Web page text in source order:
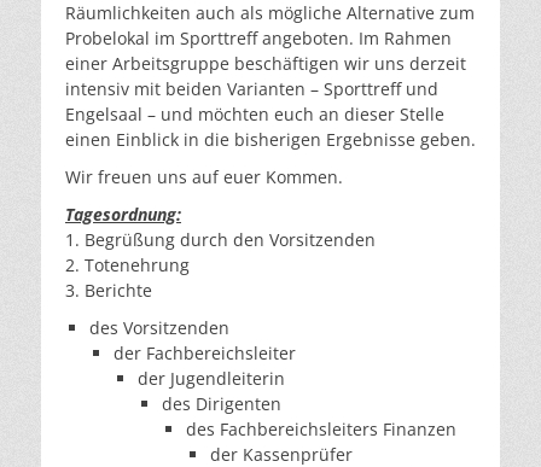
Räumlichkeiten auch als mögliche Alternative zum
Probelokal im Sporttreff angeboten. Im Rahmen
einer Arbeitsgruppe beschäftigen wir uns derzeit
intensiv mit beiden Varianten – Sporttreff und
Engelsaal – und möchten euch an dieser Stelle
einen Einblick in die bisherigen Ergebnisse geben.
Wir freuen uns auf euer Kommen.
Tagesordnung:
1. Begrüßung durch den Vorsitzenden
2. Totenehrung
3. Berichte
des Vorsitzenden
der Fachbereichsleiter
der Jugendleiterin
des Dirigenten
des Fachbereichsleiters Finanzen
der Kassenprüfer